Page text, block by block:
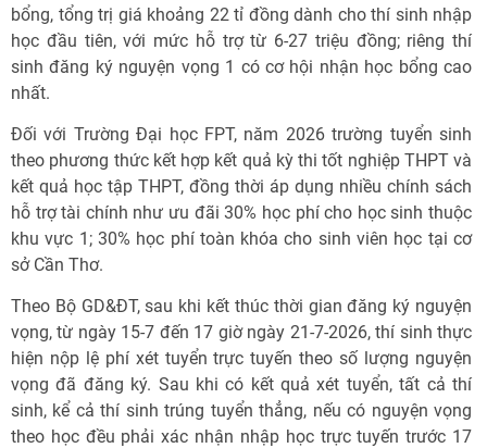
bổng, tổng trị giá khoảng 22 tỉ đồng dành cho thí sinh nhập
học đầu tiên, với mức hỗ trợ từ 6-27 triệu đồng; riêng thí
sinh đăng ký nguyện vọng 1 có cơ hội nhận học bổng cao
nhất.
Đối với Trường Đại học FPT, năm 2026 trường tuyển sinh
theo phương thức kết hợp kết quả kỳ thi tốt nghiệp THPT và
kết quả học tập THPT, đồng thời áp dụng nhiều chính sách
hỗ trợ tài chính như ưu đãi 30% học phí cho học sinh thuộc
khu vực 1; 30% học phí toàn khóa cho sinh viên học tại cơ
sở Cần Thơ.
Theo Bộ GD&ĐT, sau khi kết thúc thời gian đăng ký nguyện
vọng, từ ngày 15-7 đến 17 giờ ngày 21-7-2026, thí sinh thực
hiện nộp lệ phí xét tuyển trực tuyến theo số lượng nguyện
vọng đã đăng ký. Sau khi có kết quả xét tuyển, tất cả thí
sinh, kể cả thí sinh trúng tuyển thẳng, nếu có nguyện vọng
theo học đều phải xác nhận nhập học trực tuyến trước 17